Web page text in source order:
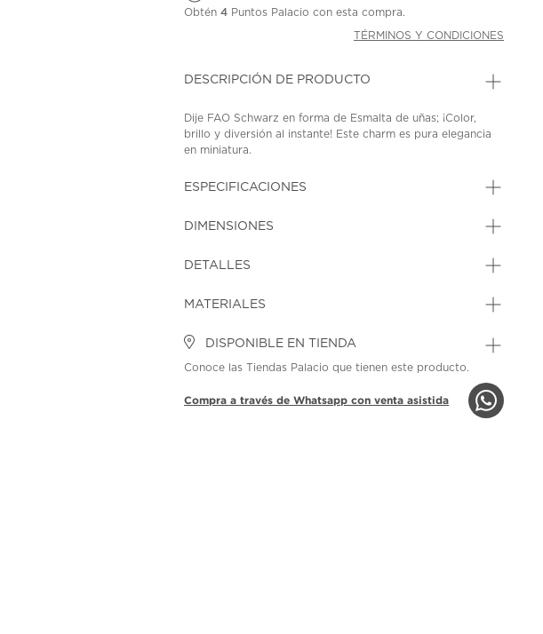
Obtén4 Puntos Palacio con esta compra.
TÉRMINOS Y CONDICIONES
DESCRIPCIÓN DE PRODUCTO
Dije FAO Schwarz en forma de Esmalta de uñas; ¡Color,
brillo y diversión al instante! Este charm es pura elegancia
en miniatura.
ESPECIFICACIONES
DIMENSIONES
DETALLES
MATERIALES
DISPONIBLE EN TIENDA
Conoce las Tiendas Palacio que tienen este producto.
Compra a través de Whatsapp con venta asistida